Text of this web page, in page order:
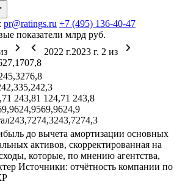
pr@ratings.ru +7 (495) 136-40-47
показатели млрд руб.
2022 г.2023 г. 2 из
707,8
276,8
42,335,242,3
1 243,81 124,71 243,8
624,9569,9624,9
243,7274,3243,7274,3
до вычета амортизации основных
активов, скорректированная на
которые, по мнению агентства,
Источники: отчётность компании по